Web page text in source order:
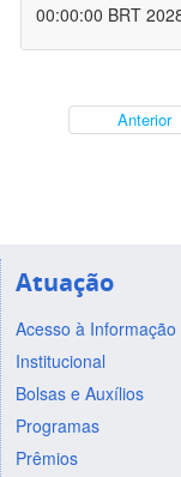
00:00:00 BRT
Anterior
Atuação
Acesso à Informação
Institucional
Bolsas e Auxílios
Programas
Prêmios